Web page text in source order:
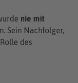
nie mit
Sein Nachfolger,
des